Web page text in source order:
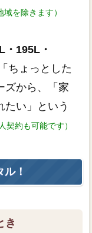
域を除きます）
195L・
ちょっとした
ズから、「家
たい」という
契約も可能です）
！
き